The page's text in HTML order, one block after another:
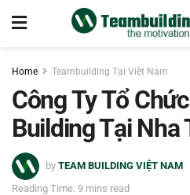
Home Teambuilding Tại Việt Nam
Công Ty Tổ
Building Tại Nha
by TEAM BUILDING VIỆT NAM
Reading Time: 9 mins read